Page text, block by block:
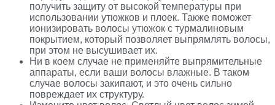
получить защиту от высокой температуры при
использовании утюжков и плоек. Также поможет
ионизировать волосы утюжок с турмалиновым
покрытием, который позволяет выпрямлять волосы,
при этом не высушивает их.
Ни в коем случае не применяйте выпрямительные
аппараты, если ваши волосы влажные. В таком
случае волосы закипают, и это очень сильно
повреждает их структуру.